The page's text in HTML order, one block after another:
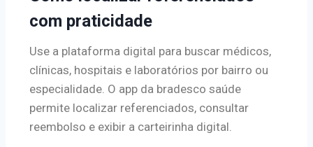
com praticidade
Use a plataforma digital para buscar médicos,
clínicas, hospitais e laboratórios por bairro ou
especialidade. O app da bradesco saúde
permite localizar referenciados, consultar
reembolso e exibir a carteirinha digital.